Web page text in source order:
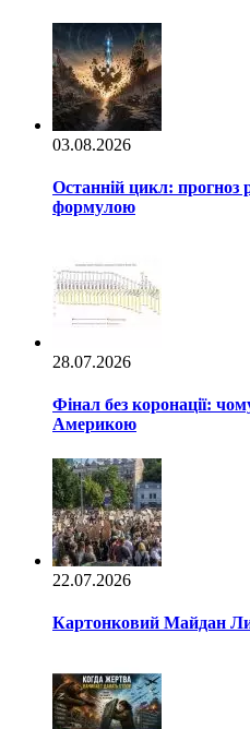
03.08.2026
Останній цикл: прогноз
формулою
28.07.2026
Фінал без коронації:
Америкою
22.07.2026
Картонковий Майдан